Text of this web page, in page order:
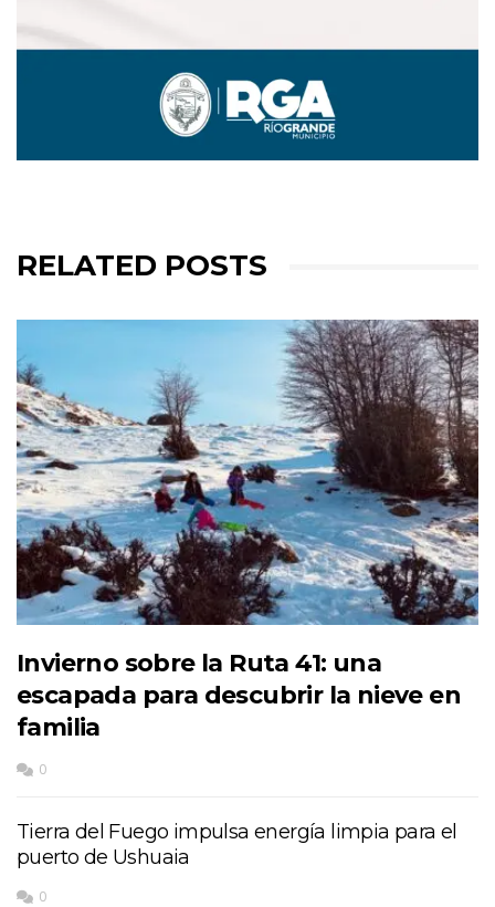
RELATED POSTS
Invierno sobre la Ruta 41: una
escapada para descubrir la nieve en
familia
0
Tierra del Fuego impulsa energía limpia para el
puerto de Ushuaia
0